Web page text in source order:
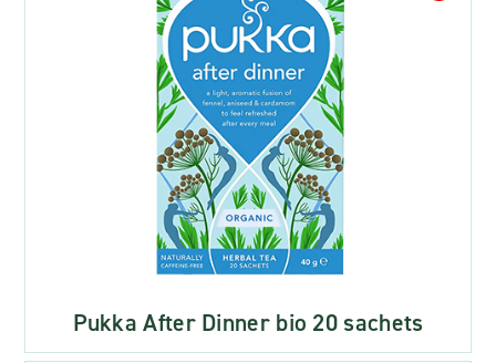
Pukka After Dinner bio 20 sachets